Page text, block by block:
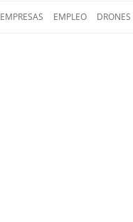
EMPRESAS EMPLEO DRONES